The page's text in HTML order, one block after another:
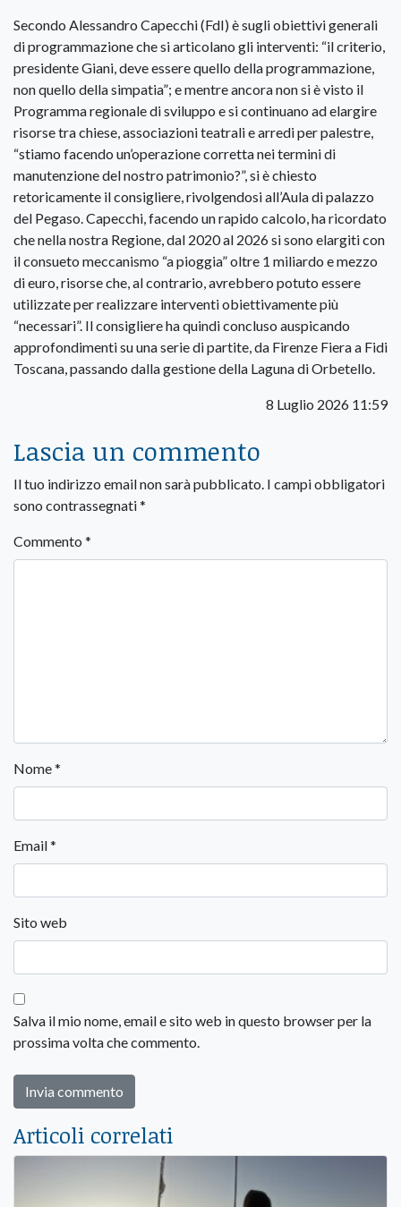
Secondo Alessandro Capecchi (FdI) è sugli obiettivi generali
di programmazione che si articolano gli interventi: “il criterio,
presidente Giani, deve essere quello della programmazione,
non quello della simpatia”; e mentre ancora non si è visto il
Programma regionale di sviluppo e si continuano ad elargire
risorse tra chiese, associazioni teatrali e arredi per palestre,
“stiamo facendo un’operazione corretta nei termini di
manutenzione del nostro patrimonio?”, si è chiesto
retoricamente il consigliere, rivolgendosi all’Aula di palazzo
del Pegaso. Capecchi, facendo un rapido calcolo, ha ricordato
che nella nostra Regione, dal 2020 al 2026 si sono elargiti con
il consueto meccanismo “a pioggia” oltre 1 miliardo e mezzo
di euro, risorse che, al contrario, avrebbero potuto essere
utilizzate per realizzare interventi obiettivamente più
“necessari”. Il consigliere ha quindi concluso auspicando
approfondimenti su una serie di partite, da Firenze Fiera a Fidi
Toscana, passando dalla gestione della Laguna di Orbetello.
8 Luglio 2026 11:59
Lascia un commento
Il tuo indirizzo email non sarà pubblicato. I campi obbligatori
sono contrassegnati*
Commento *
Nome*
Email*
Sito web
Salva il mio nome, email e sito web in questo browser per la
prossima volta che commento.
Articoli correlati